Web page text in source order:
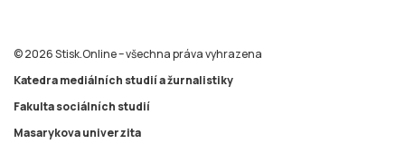
Fakulta sociálních studií
Masarykova univerzita